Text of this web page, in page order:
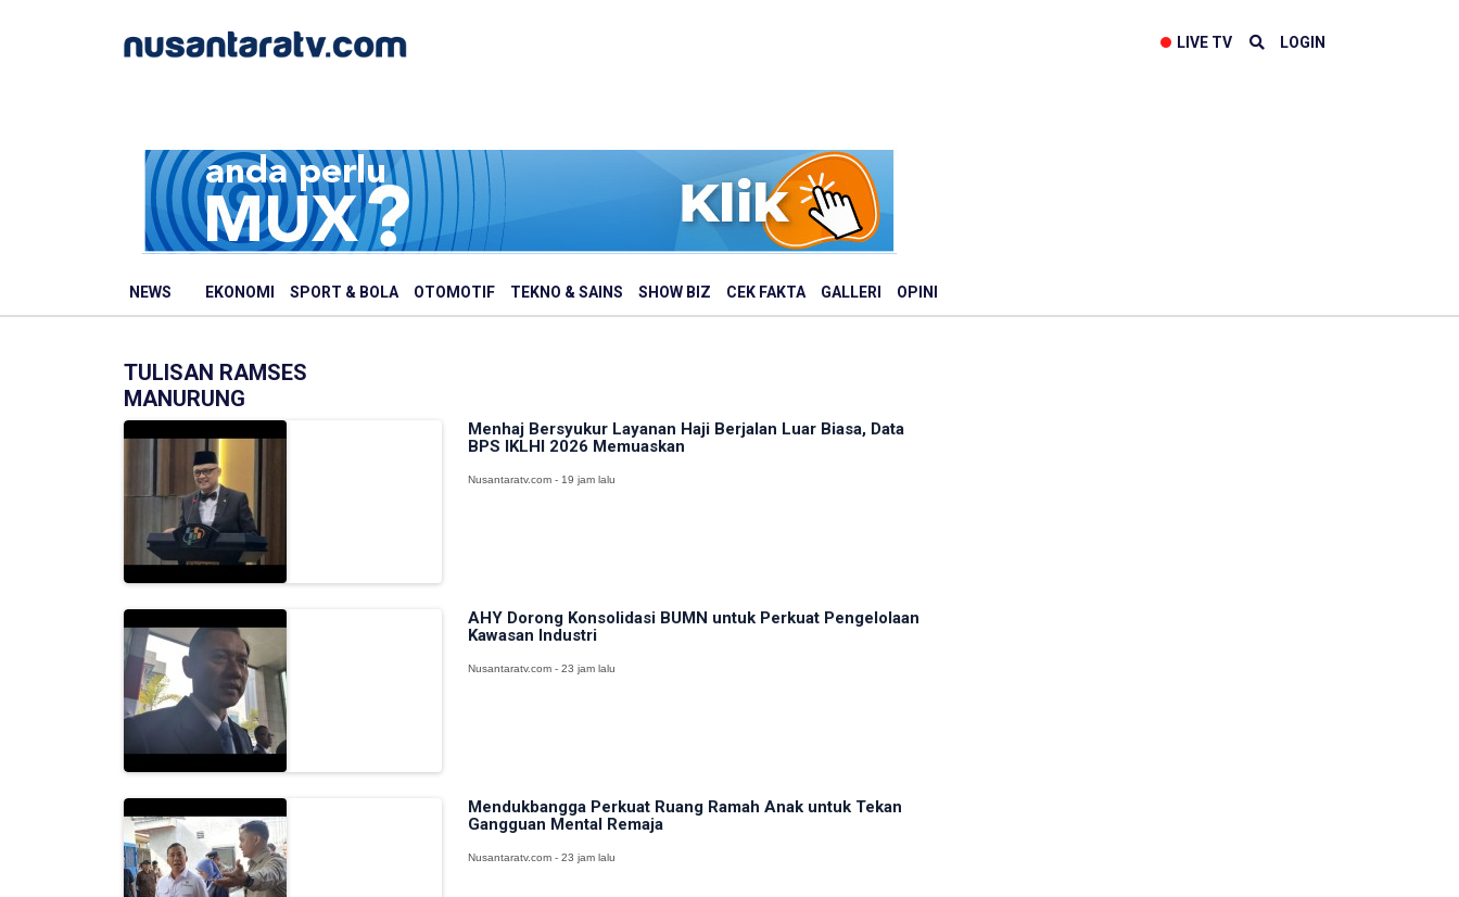
LIVE TV LOGIN
NEWS EKONOMI SPORT & BOLA OTOMOTIF TEKNO & SAINS SHOW BIZ CEK FAKTA GALLERI OPINI
TULISAN RAMSES
MANURUNG
Menhaj Bersyukur Layanan Haji Berjalan Luar Biasa, Data
BPS IKLHI 2026 Memuaskan
Nusantaratv.com - 19 jam lalu
AHY Dorong Konsolidasi BUMN untuk Perkuat Pengelolaan
Kawasan Industri
Nusantaratv.com - 23 jam lalu
Mendukbangga Perkuat Ruang Ramah Anak untuk Tekan
Gangguan Mental Remaja
Nusantaratv.com - 23 jam lalu